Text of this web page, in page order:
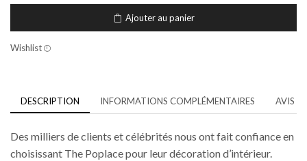
Ajouter au panier
Wishlist
DESCRIPTION INFORMATIONS COMPLÉMENTAIRES AVIS (0)
Des milliers de clients et célébrités nous ont fait confiance en
choisissant The Poplace pour leur décoration d’intérieur.